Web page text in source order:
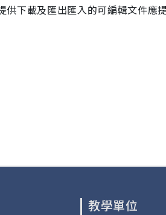
供下載及匯出匯入的可編輯文件應
教學單位